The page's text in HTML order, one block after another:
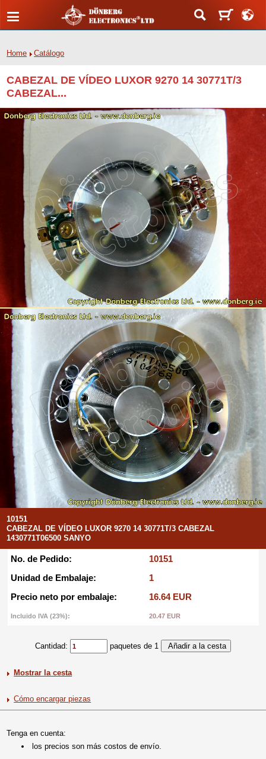
Home Catálogo
CABEZAL DE VÍDEO LUXOR 9270 14 30771T/3
CABEZAL...
10151
CABEZAL DE VÍDEO LUXOR 9270 14 30771T/3 CABEZAL
1430771T06500 SANYO
No. de Pedido:
10151
Unidad de Embalaje:
1
Precio neto por embalaje:
16.64 EUR
Incluido IVA (23%): 20.47 EUR
Cantidad: paquetes de 1
Mostrar la cesta
Cómo encargar piezas
Tenga en cuenta:
los precios son más costos de envío.